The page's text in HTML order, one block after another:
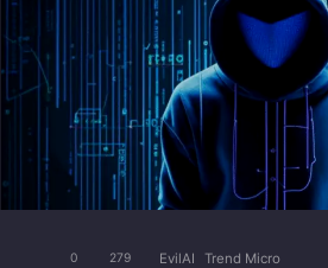
0 279 EvilAI Trend Micro